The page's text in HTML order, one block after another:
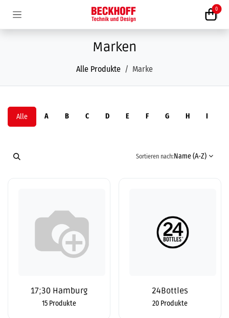
0
Marken
Alle Produkte Marke
Alle A B C D E F G H I
Sortieren nach:Name (A-Z)
17;30 Hamburg
15 Produkte
24Bottles
20 Produkte